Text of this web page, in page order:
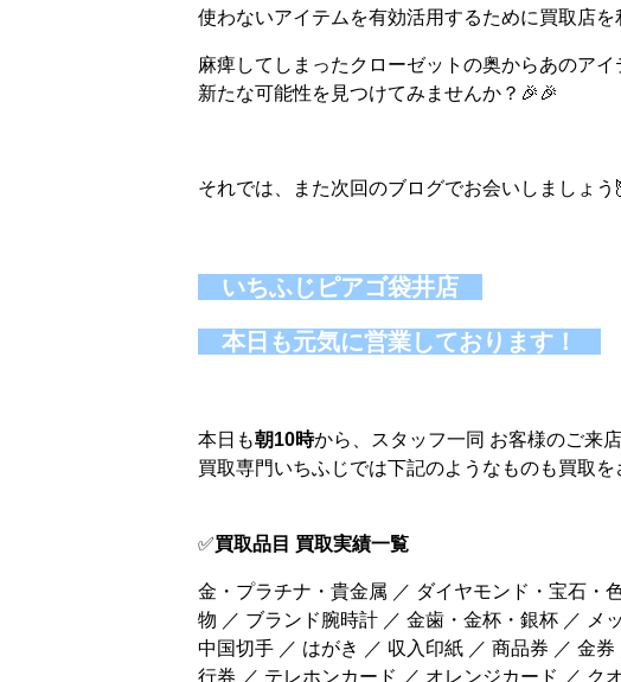
使わないアイテムを有効活用するために買取店
麻痺してしまったクローゼットの奥からあのアイ
新たな可能性を見つけてみませんか？🎉🎉
それでは、また次回のブログでお会いしましょう
いちふじピアゴ袋井店
本日も元気に営業しております！
本日も朝10時から、スタッフ一同 お客様のご来
買取専門いちふじでは下記のようなものも買取を
✅買取品目 買取実績一覧
金・プラチナ・貴金属 ／ ダイヤモンド・宝石・
物 ／ ブランド腕時計 ／ 金歯・金杯・銀杯 ／ メ
中国切手 ／ はがき ／ 収入印紙 ／ 商品券 ／ 金
行券 ／ テレホンカード ／ オレンジカード ／ ク